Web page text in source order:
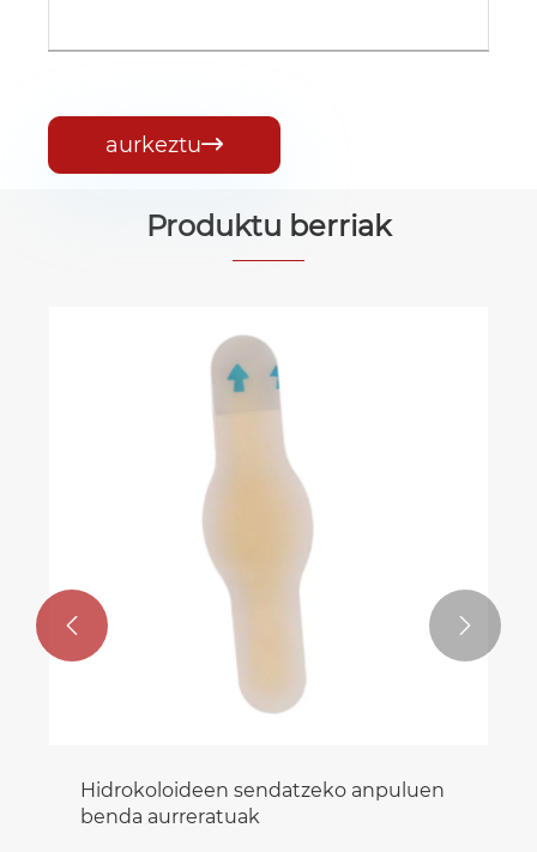
aurkeztu
Produktu berriak
Larruazal koloreko orbain-adabaki
iragazgaitz ikusezinak ultrameheak
 